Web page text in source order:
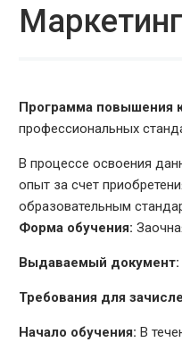
Программа повышения
профессиональных
В процессе освоения
опыт за счет
образовательным
Форма обучения:
Выдаваемый документ:
Требования для
Начало обучения: В